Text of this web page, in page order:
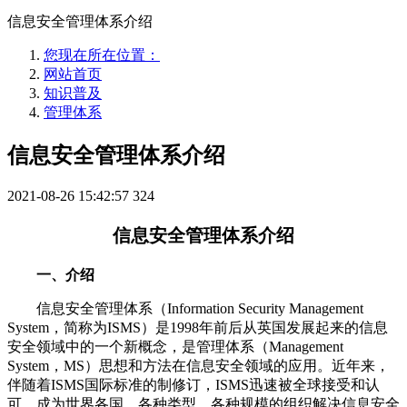
信息安全管理体系介绍
您现在所在位置：
网站首页
知识普及
管理体系
信息安全管理体系介绍
2021-08-26 15:42:57 324
信息安全管理体系介绍
一、介绍
信息安全管理体系（Information Security Management
System，简称为ISMS）是1998年前后从英国发展起来的信息
安全领域中的一个新概念，是管理体系（Management
System，MS）思想和方法在信息安全领域的应用。近年来，
伴随着ISMS国际标准的制修订，ISMS迅速被全球接受和认
可，成为世界各国、各种类型、各种规模的组织解决信息安全